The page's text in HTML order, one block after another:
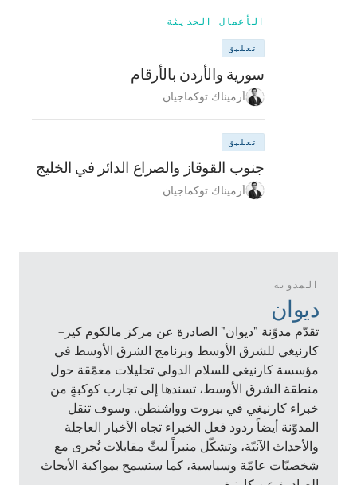
المدونة
ديوان
تقدّم مدوّنة "ديوان" الصادرة عن مركز مالكوم كير–
كارنيغي للشرق الأوسط وبرنامج الشرق الأوسط في
مؤسسة كارنيغي للسلام الدولي تحليلات معمّقة حول
منطقة الشرق الأوسط، تسندها إلى تجارب كوكبةٍ من
خبراء كارنيغي في بيروت وواشنطن. وسوف تنقل
المدوّنة أيضاً ردود فعل الخبراء تجاه الأخبار العاجلة
والأحداث الآنيّة، وتشكّل منبراً لبثّ مقابلات تُجرى مع
شخصيّات عامّة وسياسية، كما ستسمح بمواكبة الأبحاث
الأعمال الحديثة
تعليق
سورية والأردن بالأرقام
أرميناك توكماجيان
تعليق
جنوب القوقاز والصراع الدائر في الخليج
أرميناك توكماجيان